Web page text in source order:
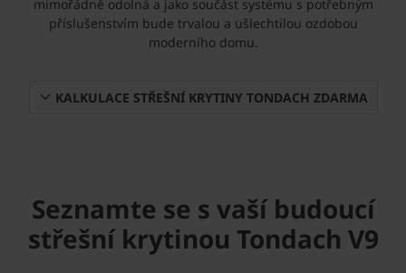
mimořádně odolná a jako součást systému s potřebným
příslušenstvím bude trvalou a ušlechtilou ozdobou
moderního domu.
KALKULACE STŘEŠNÍ KRYTINY TONDACH ZDARMA
Seznamte se s vaší budoucí
střešní krytinou Tondach V9